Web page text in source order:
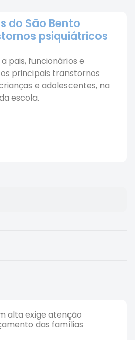
do São Bento
psiquiátricos
pais, funcionários e
principais transtornos
e adolescentes, na
escola.
alta exige atenção
das famílias